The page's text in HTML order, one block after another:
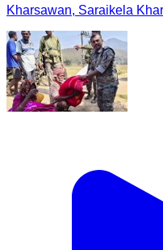
Kharsawan, Saraikela